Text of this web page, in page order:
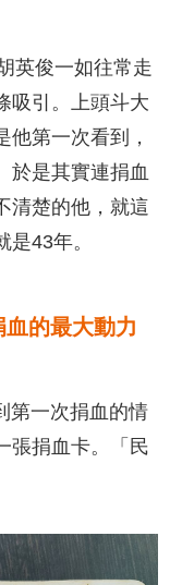
俊一如往常走
吸引。上頭斗大
第一次看到，
於是其實連捐血
清楚的他，就這
43年。
血的最大動力
一次捐血的情
張捐血卡。「民